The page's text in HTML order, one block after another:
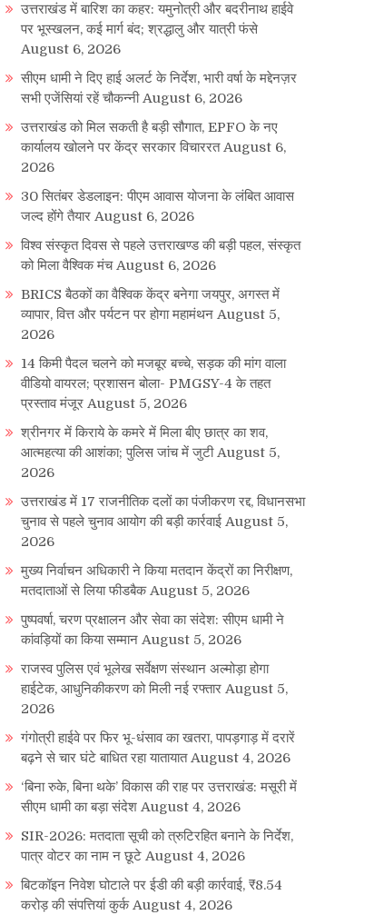
उत्तराखंड में बारिश का कहर: यमुनोत्री और बदरीनाथ हाईवे
पर भूस्खलन, कई मार्ग बंद; श्रद्धालु और यात्री फंसे
August 6, 2026
सीएम धामी ने दिए हाई अलर्ट के निर्देश, भारी वर्षा के मद्देनज़र
सभी एजेंसियां रहें चौकन्नी August 6, 2026
उत्तराखंड को मिल सकती है बड़ी सौगात, EPFO के नए
कार्यालय खोलने पर केंद्र सरकार विचाररत August 6,
2026
30 सितंबर डेडलाइन: पीएम आवास योजना के लंबित आवास
जल्द होंगे तैयार August 6, 2026
विश्व संस्कृत दिवस से पहले उत्तराखण्ड की बड़ी पहल, संस्कृत
को मिला वैश्विक मंच August 6, 2026
BRICS बैठकों का वैश्विक केंद्र बनेगा जयपुर, अगस्त में
व्यापार, वित्त और पर्यटन पर होगा महामंथन August 5,
2026
14 किमी पैदल चलने को मजबूर बच्चे, सड़क की मांग वाला
वीडियो वायरल; प्रशासन बोला- PMGSY-4 के तहत
प्रस्ताव मंजूर August 5, 2026
श्रीनगर में किराये के कमरे में मिला बीए छात्र का शव,
आत्महत्या की आशंका; पुलिस जांच में जुटी August 5,
2026
उत्तराखंड में 17 राजनीतिक दलों का पंजीकरण रद्द, विधानसभा
चुनाव से पहले चुनाव आयोग की बड़ी कार्रवाई August 5,
2026
मुख्य निर्वाचन अधिकारी ने किया मतदान केंद्रों का निरीक्षण,
मतदाताओं से लिया फीडबैक August 5, 2026
पुष्पवर्षा, चरण प्रक्षालन और सेवा का संदेश: सीएम धामी ने
कांवड़ियों का किया सम्मान August 5, 2026
राजस्व पुलिस एवं भूलेख सर्वेक्षण संस्थान अल्मोड़ा होगा
हाईटेक, आधुनिकीकरण को मिली नई रफ्तार August 5,
2026
गंगोत्री हाईवे पर फिर भू-धंसाव का खतरा, पापड़गाड़ में दरारें
बढ़ने से चार घंटे बाधित रहा यातायात August 4, 2026
‘बिना रुके, बिना थके’ विकास की राह पर उत्तराखंड: मसूरी में
सीएम धामी का बड़ा संदेश August 4, 2026
SIR-2026: मतदाता सूची को त्रुटिरहित बनाने के निर्देश,
पात्र वोटर का नाम न छूटे August 4, 2026
बिटकॉइन निवेश घोटाले पर ईडी की बड़ी कार्रवाई, ₹8.54
करोड़ की संपत्तियां कुर्क August 4, 2026